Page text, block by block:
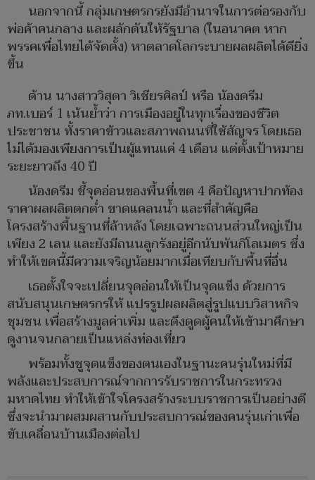
นอกจากนี้ กลุ่มเกษตรกรยังมีอำนาจในการต่อรองกับ
พ่อค้าคนกลาง และผลักดันให้รัฐบาล (ในอนาคต หาก
พรรคเพื่อไทยได้จัดตั้ง) หาตลาดโลกระบายผลผลิตได้ดียิ่ง
ขึ้น
ด้าน นางสาววิสุดา วิเชียรศิลป์ หรือ น้องดรีม
ภท.เบอร์ 1 เน้นย้ำว่า การเมืองอยู่ในทุกเรื่องของชีวิต
ประชาชน ทั้งราคาข้าวและสภาพถนนที่ใช้สัญจร โดยเธอ
ไม่ได้มองเพียงการเป็นผู้แทนแค่ 4 เดือน แต่ตั้งเป้าหมาย
ระยะยาวถึง 40 ปี
น้องดรีม ชี้จุดอ่อนของพื้นที่เขต 4 คือปัญหาปากท้อง
ราคาผลผลิตตกต่ำ ขาดแคลนน้ำ และที่สำคัญคือ
โครงสร้างพื้นฐานที่ล้าหลัง โดยเฉพาะถนนส่วนใหญ่เป็น
เพียง 2 เลน และยังมีถนนลูกรังอยู่อีกนับพันกิโลเมตร ซึ่ง
ทำให้เขตนี้มีความเจริญน้อยมากเมื่อเทียบกับพื้นที่อื่น
เธอตั้งใจจะเปลี่ยนจุดอ่อนให้เป็นจุดแข็ง ด้วยการ
สนับสนุนเกษตรกรให้ แปรรูปผลผลิตสู่รูปแบบวิสาหกิจ
ชุมชน เพื่อสร้างมูลค่าเพิ่ม และดึงดูดผู้คนให้เข้ามาศึกษา
ดูงานจนกลายเป็นแหล่งท่องเที่ยว
พร้อมทั้งชูจุดแข็งของตนเองในฐานะคนรุ่นใหม่ที่มี
พลังและประสบการณ์จากการรับราชการในกระทรวง
มหาดไทย ทำให้เข้าใจโครงสร้างระบบราชการเป็นอย่างดี
ซึ่งจะนำมาผสมผสานกับประสบการณ์ของคนรุ่นเก่าเพื่อ
ขับเคลื่อนบ้านเมืองต่อไป